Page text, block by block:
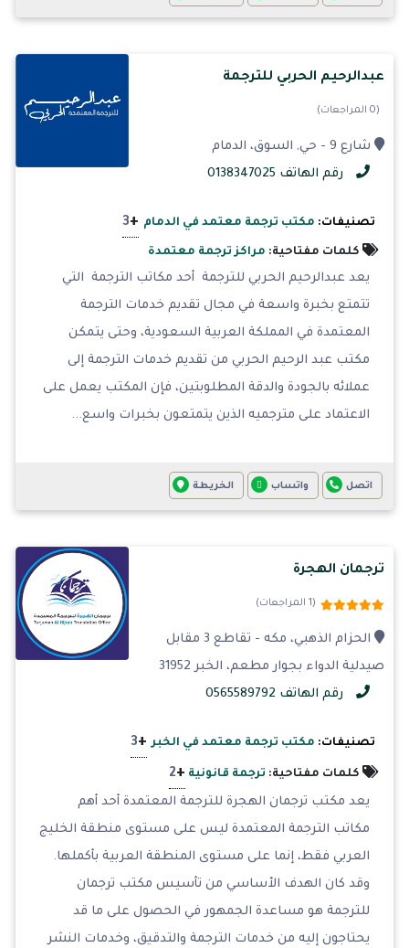
عبدالرحيم الحربي للترجمة
(0 المراجعات)
شارع 9 - حي, السوق، الدمام
رقم الهاتف 0138347025
تصنيفات: مكتب ترجمة معتمد في الدمام +
3
كلمات مفتاحية: مراكز ترجمة معتمدة
يعد عبدالرحيم الحربي للترجمة أحد مكاتب الترجمة التي
تتمتع بخبرة واسعة في مجال تقديم خدمات الترجمة
المعتمدة في المملكة العربية السعودية، وحتى يتمكن
مكتب عبد الرحيم الحربي من تقديم خدمات الترجمة إلى
عملائه بالجودة والدقة المطلوبتين، فإن المكتب يعمل على
الاعتماد على مترجميه الذين يتمتعون بخبرات واسع...
اتصل واتساب الخريطة
ترجمان الهجرة
(1 المراجعات)
الحزام الذهبي، مكه - تقاطع 3 مقابل
صيدلية الدواء بجوار مطعم، الخبر 31952
رقم الهاتف 0565589792
تصنيفات: مكتب ترجمة معتمد في الخبر +
3
كلمات مفتاحية: ترجمة قانونية +
2
يعد مكتب ترجمان الهجرة للترجمة المعتمدة أحد أهم
مكاتب الترجمة المعتمدة ليس على مستوى منطقة الخليج
العربي فقط، إنما على مستوى المنطقة العربية بأكملها.
وقد كان الهدف الأساسي من تأسيس مكتب ترجمان
للترجمة هو مساعدة الجمهور في الحصول على ما قد
يحتاجون إليه من خدمات الترجمة والتدقيق، وخدمات النشر